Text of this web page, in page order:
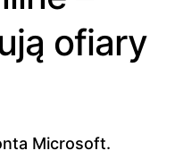
ofiary
Microsoft.